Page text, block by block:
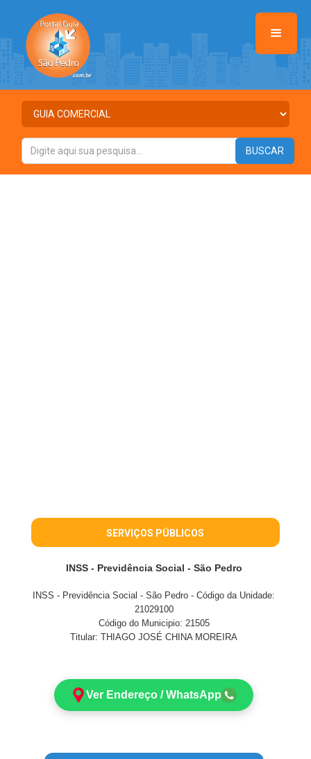
SERVIÇOS PÚBLICOS
INSS - Previdência Social - São Pedro
INSS - Previdência Social - São Pedro - Código da Unidade:
21029100
Código do Municipio: 21505
Titular: THIAGO JOSÉ CHINA MOREIRA
Ver Endereço / WhatsApp